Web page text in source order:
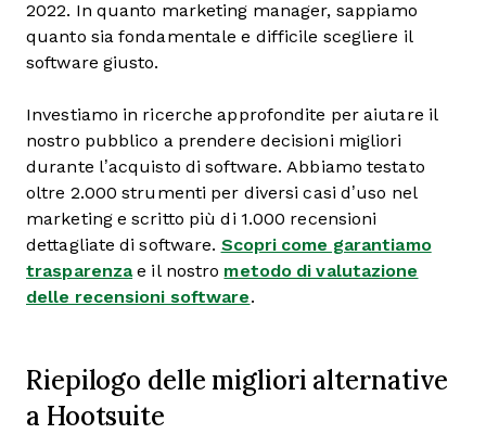
2022. In quanto marketing manager, sappiamo
quanto sia fondamentale e difficile scegliere il
software giusto.
Investiamo in ricerche approfondite per aiutare il
nostro pubblico a prendere decisioni migliori
durante l’acquisto di software. Abbiamo testato
oltre 2.000 strumenti per diversi casi d’uso nel
marketing e scritto più di 1.000 recensioni
dettagliate di software. Scopri come garantiamo
trasparenzae il nostro metodo di valutazione
delle recensioni software.
Riepilogo delle migliori alternative
a Hootsuite